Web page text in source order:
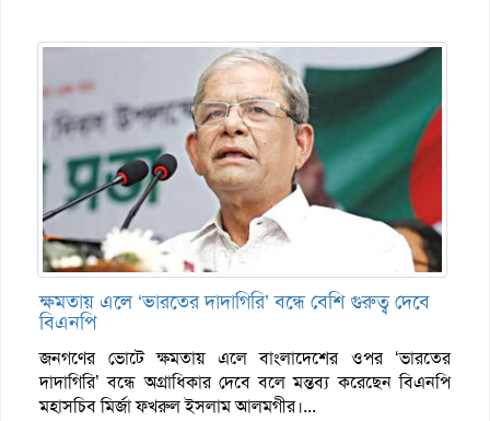
ক্ষমতায় এলে ‘ভারতের দাদাগিরি’ বন্ধে বেশি গুরুত্ব দেবে
বিএনপি
জনগণের ভোটে ক্ষমতায় এলে বাংলাদেশের ওপর ‘ভারতের
দাদাগিরি’ বন্ধে অগ্রাধিকার দেবে বলে মন্তব্য করেছেন বিএনপি
মহাসচিব মির্জা ফখরুল ইসলাম আলমগীর।...